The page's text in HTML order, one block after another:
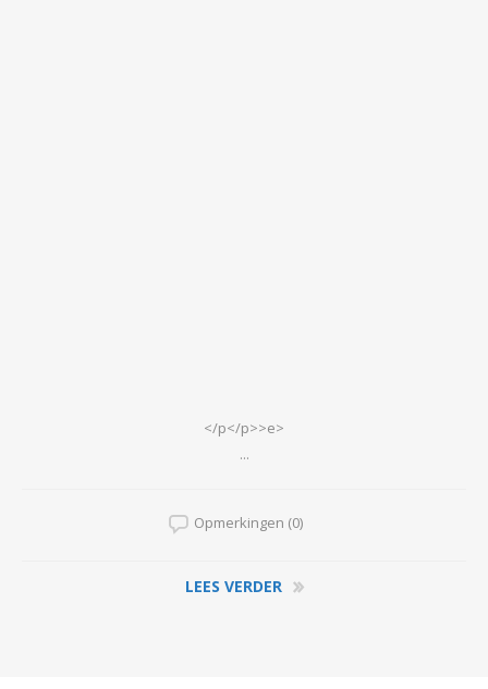
</p</p>>e>
...
Opmerkingen (0)
LEES VERDER